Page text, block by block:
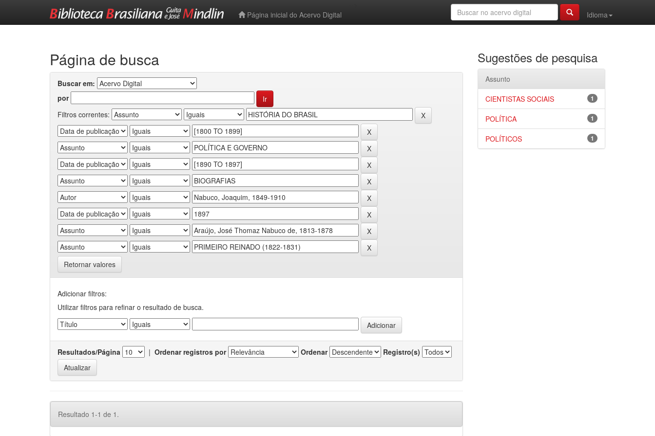
Página inicial do Acervo Digital
Idioma
Página de busca
Buscar em:
por
Filtros correntes:
Retornar valores
Adicionar filtros:
Utilizar filtros para refinar o resultado de busca.
Resultados/Página | Ordenar registros por Ordenar Registro(s)
Resultado 1-1 de 1.
Sugestões de pesquisa
Assunto
1
CIENTISTAS SOCIAIS
1
POLÍTICA
1
POLÍTICOS